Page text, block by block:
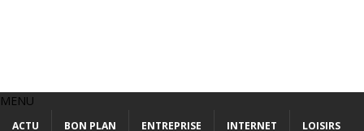
MENU
ACTU BON PLAN ENTREPRISE INTERNET LOISIRS